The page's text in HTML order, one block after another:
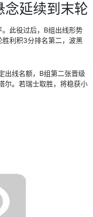
念延续到末轮
此役过后，B组出线形势
利积3分排名第二，波黑
出线名额，B组第二张晋级
尔。若瑞士取胜，将稳获小